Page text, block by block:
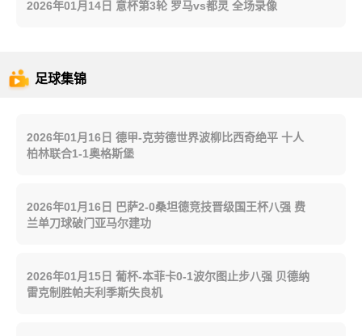
2026年01月14日 意杯第3轮 罗马vs都灵 全场录像
足球集锦
2026年01月16日 德甲-克劳德世界波柳比西奇绝平 十人
柏林联合1-1奥格斯堡
2026年01月16日 巴萨2-0桑坦德竞技晋级国王杯八强 费
兰单刀球破门亚马尔建功
2026年01月15日 葡杯-本菲卡0-1波尔图止步八强 贝德纳
雷克制胜帕夫利季斯失良机